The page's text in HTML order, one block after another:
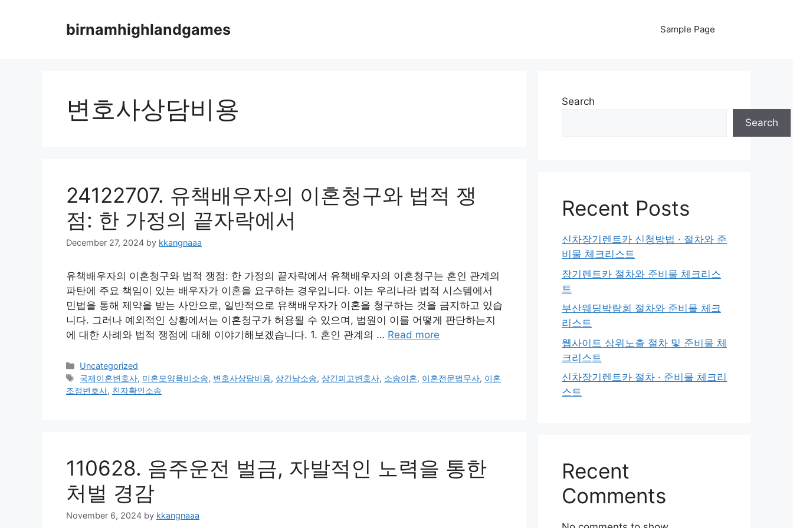
birnamhighlandgames Sample Page
변호사상담비용
24122707. 유책배우자의 이혼청구와 법적 쟁
점: 한 가정의 끝자락에서
December 27, 2024 by kkangnaaa
유책배우자의 이혼청구와 법적 쟁점: 한 가정의 끝자락에서 유책배우자의 이혼청구는 혼인 관계의
파탄에 주요 책임이 있는 배우자가 이혼을 요구하는 경우입니다. 이는 우리나라 법적 시스템에서
민법을 통해 제약을 받는 사안으로, 일반적으로 유책배우자가 이혼을 청구하는 것을 금지하고 있습
니다. 그러나 예외적인 상황에서는 이혼청구가 허용될 수 있으며, 법원이 이를 어떻게 판단하는지
에 대한 사례와 법적 쟁점에 대해 이야기해보겠습니다. 1. 혼인 관계의 … Read more
Categories
Uncategorized
Tags
국제이혼변호사, 미혼모양육비소송, 변호사상담비용,상간남소송,상간피고변호사, 소송이혼, 이혼전문법무사, 이혼
조정변호사, 친자확인소송
110628. 음주운전 벌금, 자발적인 노력을 통한
처벌 경감
November 6, 2024 by kkangnaaa
Search
Search
Recent Posts
신차장기렌트카 신청방법 · 절차와 준
비물 체크리스트
장기렌트카 절차와 준비물 체크리스
트
부산웨딩박람회 절차와 준비물 체크
리스트
웹사이트 상위노출 절차 및 준비물 체
크리스트
신차장기렌트카 절차 · 준비물 체크리
스트
Recent
Comments